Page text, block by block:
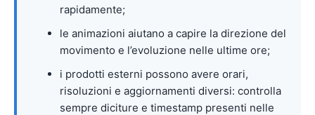
rapidamente;
le animazioni aiutano a capire la direzione del
movimento e l’evoluzione nelle ultime ore;
i prodotti esterni possono avere orari,
risoluzioni e aggiornamenti diversi: controlla
sempre diciture e timestamp presenti nelle